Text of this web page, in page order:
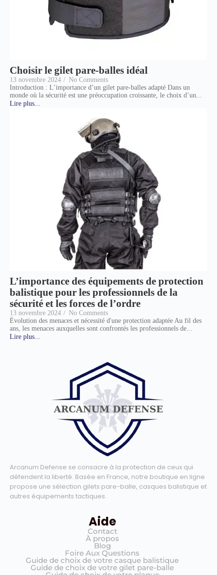
Choisir le gilet pare-balles idéal
13 novembre 2024 / No Comments
Introduction : L’importance d’un gilet pare-balles adapté Dans un
monde où la sécurité est une préoccupation croissante, le choix d’un...
Lire plus...
L’importance des équipements de protection
balistique pour les professionnels de la
sécurité et les forces de l’ordre
13 novembre 2024 / No Comments
Évolution des menaces et nécessité d'une protection adaptée Au fil des
ans, les menaces auxquelles sont confrontés les professionnels de...
Lire plus...
Arcanum Defense se consacre à la protection de ceux qui
défendent la liberté. Basée en France, notre boutique en ligne
propose une sélection gilets pare-balle, casques balistique et
autres équipements tactiques.
Aide
Contact
À propos
Blog
Foire Aux Questions
Guide de choix de votre casque balistique
Guide de choix de votre gilet pare-balle